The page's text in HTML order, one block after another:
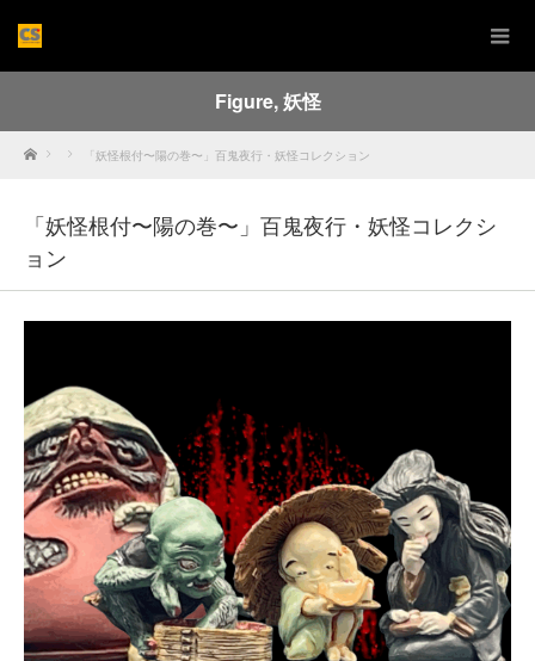
Figure,妖怪
Home 「妖怪根付〜陽の巻〜」百鬼夜行・妖怪コレクション
「妖怪根付〜陽の巻〜」百鬼夜行・妖怪コレクシ
ョン